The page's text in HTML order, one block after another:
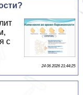
с
24 06 2026 21:44:25